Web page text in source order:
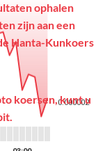
ophalen
zijn aan een
Hanta-Kunkoers
koersen, kunt u